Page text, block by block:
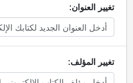
تغيير العنوان:
تغيير المؤلف: